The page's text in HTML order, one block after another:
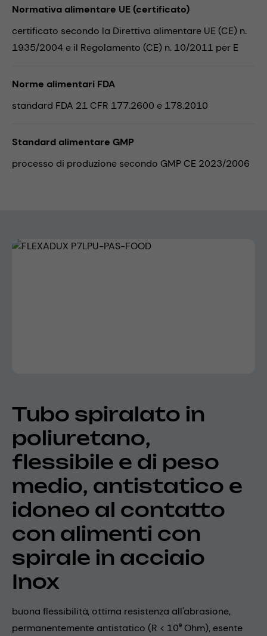
Normativa alimentare UE (certificato)
certificato secondo la Direttiva alimentare UE (CE) n.
1935/2004 e il Regolamento (CE) n. 10/2011 per E
Norme alimentari FDA
standard FDA 21 CFR 177.2600 e 178.2010
Standard alimentare GMP
processo di produzione secondo GMP CE 2023/2006
Skip image gallery
Tubo spiralato in
poliuretano,
flessibile e di peso
medio, antistatico e
idoneo al contatto
con alimenti con
spirale in acciaio
Inox
buona flessibilità, ottima resistenza all'abrasione,
permanentemente antistatico (R < 10⁹ Ohm), esente